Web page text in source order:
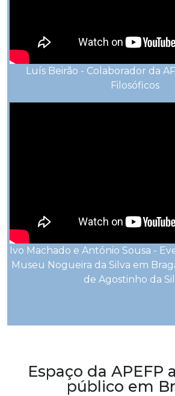
Luís Beirão - Colaborador da
Filosóficos
Ivo Machado e António Sousa -
Museu Nogueira da Silva em
de Agostinho da
Espaço da APEFP
público em